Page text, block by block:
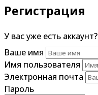
Регистрация
У вас уже есть аккаунт?
Ваше имя
Имя пользователя
Электронная почта
Пароль